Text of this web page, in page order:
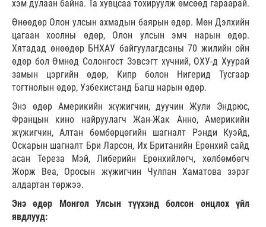
хэм дулаан байна. Та хувцсаа тохируулж өмсөөд гараарай.
Өнөөдөр Олон улсын ахмадын баярын өдөр. Мөн Дэлхийн
цагаан хоолны өдөр, Олон улсын эмч нарын өдөр.
Хятадад өнөөдөр БНХАУ байгуулагдсаны 70 жилийн ойн
өдөр бол Өмнөд Солонгост Зэвсэгт хүчний, ОХУ-д Хуурай
замын цэргийн өдөр, Кипр болон Нигерид Тусгаар
тогтнолын өдөр, Узбекистанд Багш нарын өдөр.
Энэ өдөр Америкийн жүжигчин, дуучин Жули Эндрюс,
Францын кино найруулагч Жан-Жак Анно, Америкийн
жүжигчин, Алтан бөмбөрцөгийн шагналт Рэнди Куэйд,
Оскарын шагналт Бри Ларсон, Их Британийн Ерөнхий сайд
асан Тереза Мэй, Либерийн Ерөнхийлөгч, хөлбөмбөгч
Жорж Веа, Оросын жүжигчин Чулпан Хаматова зэрэг
алдартан төржээ.
Энэ өдөр Монгол Улсын түүхэнд болсон онцлох үйл
явдлууд: